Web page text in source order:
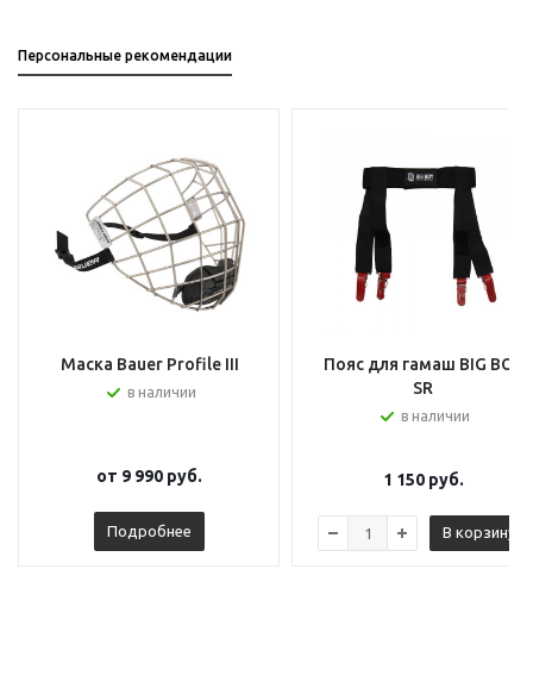
Персональные рекомендации
Маска Bauer Profile III
в наличии
от 9 990 руб.
Подробнее
Пояс для гамаш BIG BOY
SR
в наличии
1 150руб.
В корзину